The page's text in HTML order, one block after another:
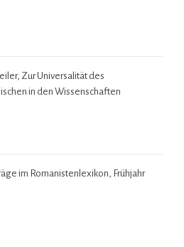
Zur Universalität des
in den Wissenschaften
im Romanistenlexikon, Frühjahr